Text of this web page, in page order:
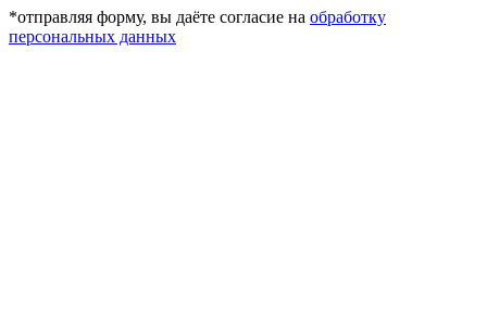
*отправляя форму, вы даёте согласие на обработку
персональных данных